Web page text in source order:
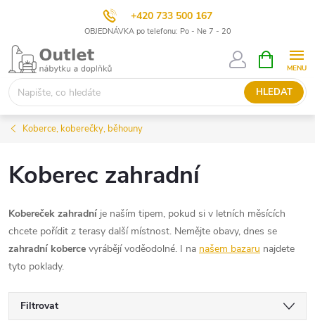
+420 733 500 167
OBJEDNÁVKA po telefonu: Po - Ne 7 - 20
Přejít
obsah
HLEDAT
NÁKUPNÍ
KOŠÍK
Koberce, koberečky, běhouny
Koberec zahradní
Kobereček zahradní je naším tipem, pokud si v letních měsících
chcete pořídit z terasy další místnost. Nemějte obavy, dnes se
zahradní koberce vyrábějí voděodolné. I na našem bazaru najdete
tyto poklady.
Filtrovat